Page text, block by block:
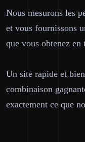
Nous mesurons les
et vous fournissons
que vous obtenez en
Un site rapide et
combinaison
exactement ce que